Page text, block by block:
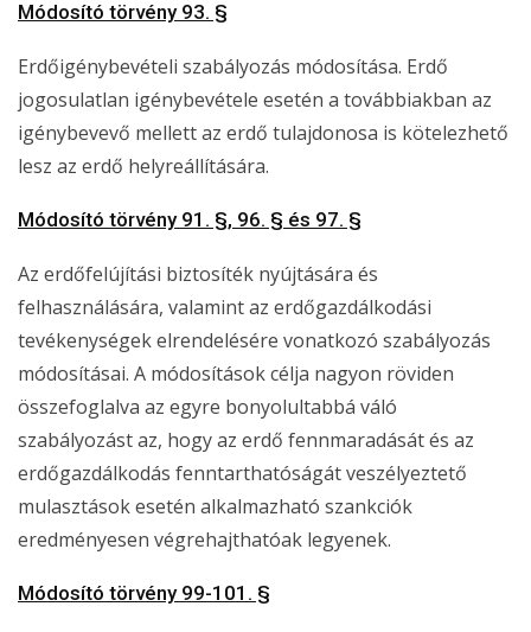
Módosító törvény 93. §
Erdőigénybevételi szabályozás módosítása. Erdő
jogosulatlan igénybevétele esetén a továbbiakban az
igénybevevő mellett az erdő tulajdonosa is kötelezhető
lesz az erdő helyreállítására.
Módosító törvény 91. §, 96. § és 97. §
Az erdőfelújítási biztosíték nyújtására és
felhasználására, valamint az erdőgazdálkodási
tevékenységek elrendelésére vonatkozó szabályozás
módosításai. A módosítások célja nagyon röviden
összefoglalva az egyre bonyolultabbá váló
szabályozást az, hogy az erdő fennmaradását és az
erdőgazdálkodás fenntarthatóságát veszélyeztető
mulasztások esetén alkalmazható szankciók
eredményesen végrehajthatóak legyenek.
Módosító törvény 99-101. §